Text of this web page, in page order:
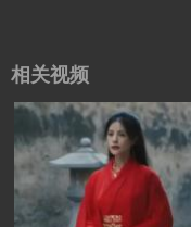
相关视频